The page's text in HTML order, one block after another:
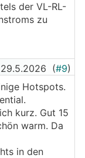
der VL-RL-
zu
29.5.2026 (#9)
Hotspots.
kurz. Gut 15
warm. Da
in den